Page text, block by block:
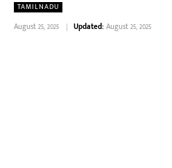
TAMILNADU
August 25, 2025 Updated: August 25, 2025